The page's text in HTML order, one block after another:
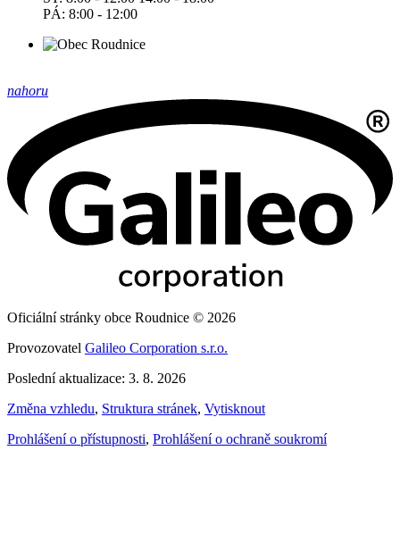
PÁ: 8:00 - 12:00
nahoru
Oficiální stránky obce Roudnice © 2026
Provozovatel Galileo Corporation s.r.o.
Poslední aktualizace: 3. 8. 2026
Změna vzhledu, Struktura stránek, Vytisknout
Prohlášení o přístupnosti, Prohlášení o ochraně soukromí